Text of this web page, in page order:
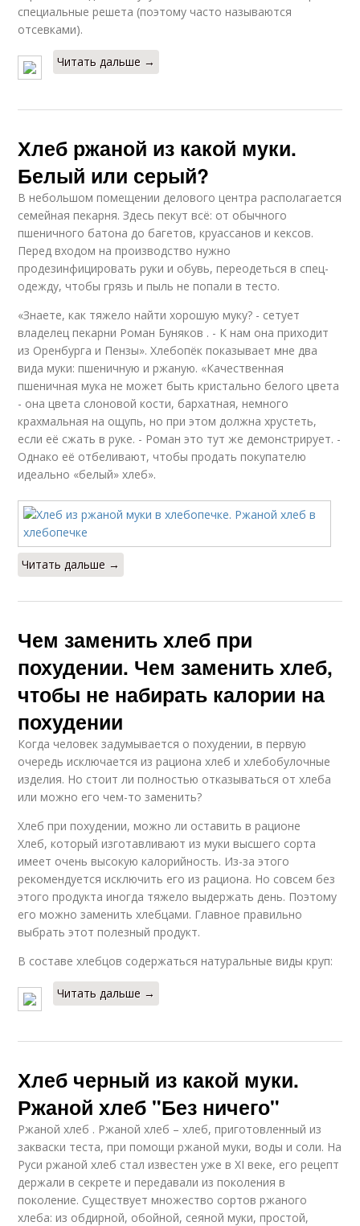
специальные решета (поэтому часто называются
отсевками).
Читать дальше →
Хлеб ржаной из какой муки.
Белый или серый?
В небольшом помещении делового центра располагается
семейная пекарня. Здесь пекут всё: от обычного
пшеничного батона до багетов, круассанов и кексов.
Перед входом на производство нужно
продезинфицировать руки и обувь, переодеться в спец­
одежду, чтобы грязь и пыль не попали в тесто.
«Знаете, как тяжело найти хорошую муку? - сетует
владелец пекарни Роман Буняков . - К нам она приходит
из Оренбурга и Пензы». Хлебопёк показывает мне два
вида муки: пшеничную и ржаную. «Качественная
пшеничная мука не может быть кристально белого цвета
- она цвета слоновой кости, бархатная, немного
крахмальная на ощупь, но при этом должна хрустеть,
если её сжать в руке. - Роман это тут же демонстрирует. -
Однако её отбеливают, чтобы продать покупателю
идеально «белый» хлеб».
Читать дальше →
Чем заменить хлеб при
похудении. Чем заменить хлеб,
чтобы не набирать калории на
похудении
Когда человек задумывается о похудении, в первую
очередь исключается из рациона хлеб и хлебобулочные
изделия. Но стоит ли полностью отказываться от хлеба
или можно его чем-то заменить?
Хлеб при похудении, можно ли оставить в рационе
Хлеб, который изготавливают из муки высшего сорта
имеет очень высокую калорийность. Из-за этого
рекомендуется исключить его из рациона. Но совсем без
этого продукта иногда тяжело выдержать день. Поэтому
его можно заменить хлебцами. Главное правильно
выбрать этот полезный продукт.
В составе хлебцов содержаться натуральные виды круп:
Читать дальше →
Хлеб черный из какой муки.
Ржаной хлеб "Без ничего"
Ржаной хлеб . Ржаной хлеб – хлеб, приготовленный из
закваски теста, при помощи ржаной муки, воды и соли. На
Руси ржаной хлеб стал известен уже в XI веке, его рецепт
держали в секрете и передавали из поколения в
поколение. Существует множество сортов ржаного
хлеба: из обдирной, обойной, сеяной муки, простой,